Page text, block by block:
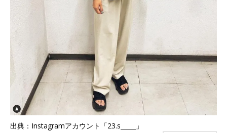
出典：Instagramアカウント「23.s_____」